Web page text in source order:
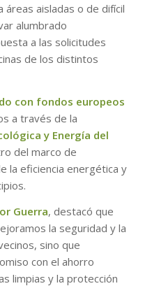
aisladas o de difícil
alumbrado
a las solicitudes
de los distintos
con fondos europeos
a través de la
y Energía del
del marco de
la eficiencia energética y
Guerra, destacó que
la seguridad y la
sino que
con el ahorro
limpias y la protección